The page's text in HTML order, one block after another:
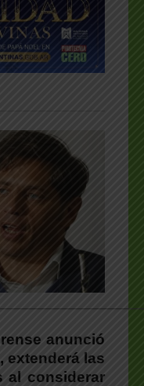
anunció
extenderá las
al considerar